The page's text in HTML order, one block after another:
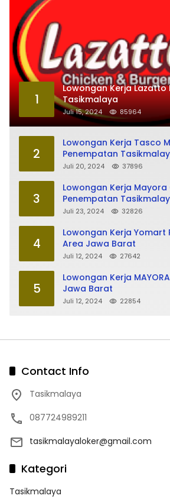
1
Lowongan Kerja
Tasikmalaya
Juli 15, 2024 85964
2
Lowongan Kerja Tasco
Penempatan
Juli 20, 2024 37896
3
Lowongan Kerja Mayora
Penempatan
Juli 23, 2024 32826
4
Lowongan Kerja Yomart
Area Jawa Barat
Juli 12, 2024 27642
5
Lowongan Kerja
Jawa Barat
Juli 12, 2024 22854
Contact Info
Tasikmalaya
087724989211
tasikmalayaloker@gmail.com
Kategori
Tasikmalaya